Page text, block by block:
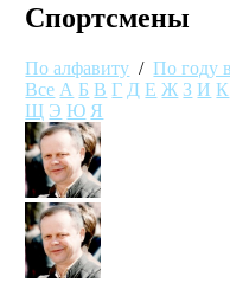
Спортсмены
По алфавиту /По году
Все А Б В Г Д Е Ж З И К
Щ Э Ю Я